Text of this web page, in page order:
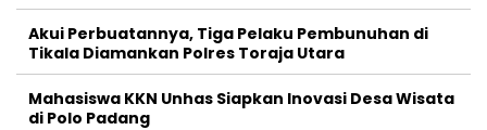
Akui Perbuatannya, Tiga Pelaku Pembunuhan di
Tikala Diamankan Polres Toraja Utara
Mahasiswa KKN Unhas Siapkan Inovasi Desa Wisata
di Polo Padang